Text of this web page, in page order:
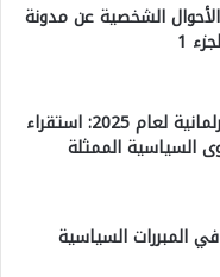
الشخصية عن مدونة
1
خارطة الانتخابات البرلمانية لعام 2025: استقراء
السياسية الممثلة
المبررات السياسية